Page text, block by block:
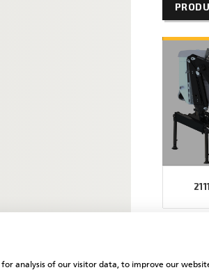
for analysis of our visitor data, to improve our